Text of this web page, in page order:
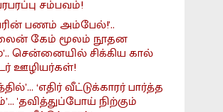
சம்பவம்!
பணம் அம்பேல்!'..
கேம் மூலம் நூதன
சென்னையில் சிக்கிய கால்
ஊழியர்கள்!
‘எதிர் வீட்டுக்காரர் பார்த்த
'தவித்துப்போய் நிற்கும்